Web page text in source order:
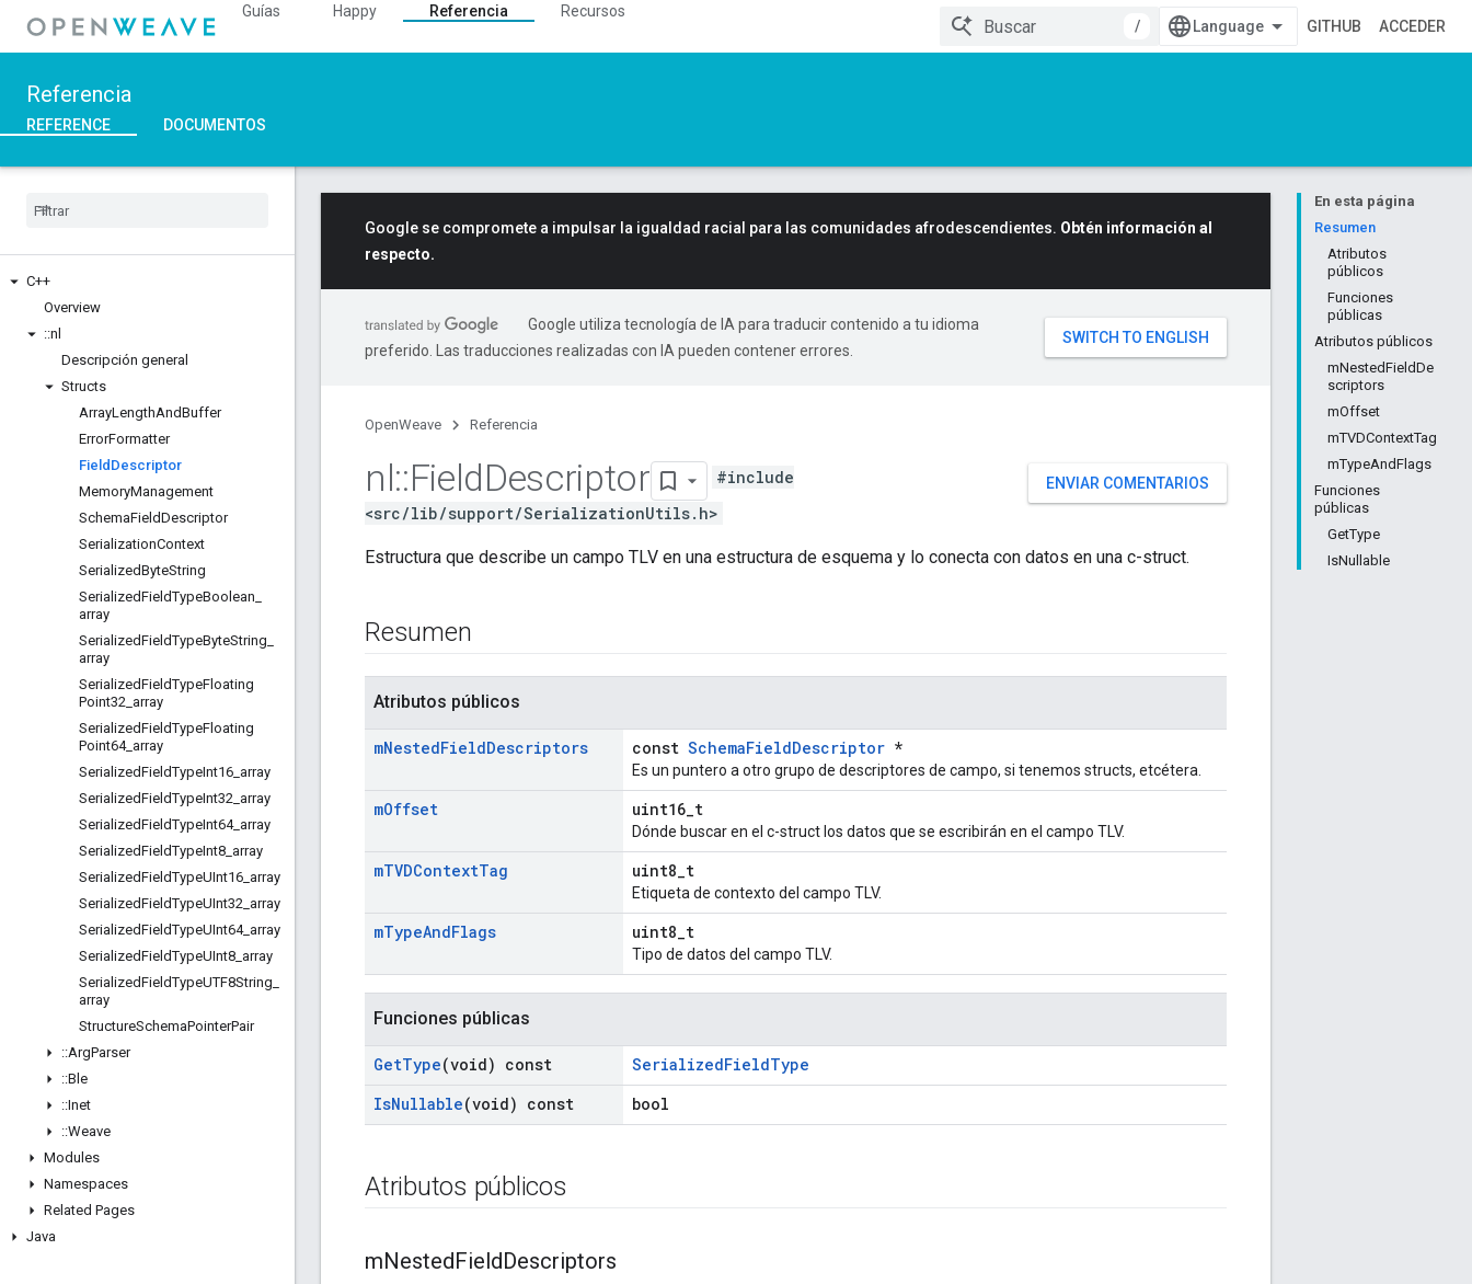
Guías Happy Referencia
Recursos
/
GITHUB ACCEDER
Referencia
REFERENCE DOCUMENTOS
C++
Overview
::nl
Descripción general
Structs
ArrayLengthAndBuffer
ErrorFormatter
Field Descriptor
MemoryManagement
SchemaFieldDescriptor
SerializationContext
SerializedByteString
SerializedFieldTypeBoolean
array
SerializedFieldTypeByteString
array
SerializedFieldTypeFloating
Point32 array
SerializedFieldTypeFloating
Point64_ array
SerializedFieldTypeInt16 array
SerializedFieldTypeInt32 array
SerializedFieldTypeInt64_ array
SerializedFieldTypeInt8 array
SerializedFieldTypeUInt16 array
SerializedFieldTypeUInt32 array
SerializedFieldTypeUInt64_ array
SerializedFieldTypeUInt8 array
SerializedFieldTypeUTF8String
array
StructureSchemaPointerPair
::ArgParser
::Ble
::Inet
::Weave
Modules
Namespaces
Related Pages
Java
En esta página
Resumen
Atributos
públicos
Funciones
públicas
Atributos públicos
mNestedFieldDe
scriptors
mOffset
mTVDContextTag
mTypeAndFlags
Funciones
públicas
GetType
IsNullable
Google se compromete a impulsar la igualdad racial para las comunidades afrodescendientes. Obtén información al
respecto.
Google utiliza tecnología de IA para traducir contenido a tu idioma
preferido. Las traducciones realizadas con IA pueden contener errores.
OpenWeave Referencia
ENVIAR COMENTARIOS
nl::FieldDescriptor
#include
<src/lib/support/SerializationUtils.h>
Estructura que describe un campo TLV en una estructura de esquema y lo conecta con datos en una c-struct.
Resumen
Atributos públicos
mNestedFieldDescriptors const SchemaFieldDescriptor *
Es un puntero a otro grupo de descriptores de campo, si tenemos structs, etcétera.
mOffset uint16_t
Dónde buscar en el c-struct los datos que se escribirán en el campo TLV.
mTVDContextTag uint8_t
Etiqueta de contexto del campo TLV.
mTypeAndFlags uint8_t
Tipo de datos del campo TLV.
Funciones públicas
GetType(void) const
SerializedFieldType
IsNullable(void) const bool
Atributos públicos
mNestedFieldDescriptors